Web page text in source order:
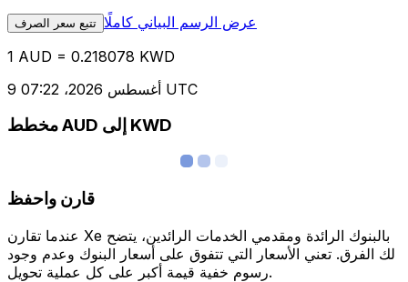
تتبع سعر الصرف عرض الرسم البياني كاملًا
1 AUD = 0.218078 KWD
9 أغسطس 2026، 07:22 UTC
مخطط AUD إلى KWD
قارن واحفظ
عندما تقارن Xe بالبنوك الرائدة ومقدمي الخدمات الرائدين، يتضح
لك الفرق. تعني الأسعار التي تتفوق على أسعار البنوك وعدم وجود
رسوم خفية قيمة أكبر على كل عملية تحويل.